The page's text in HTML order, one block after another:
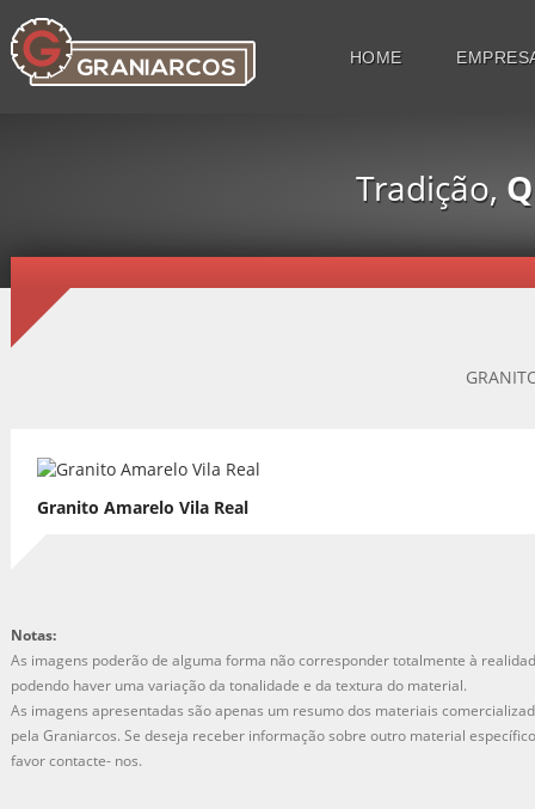
HOME
Tradição,
Granito Amarelo Vila Real
Notas:
As imagens poderão de alguma forma não corresponder totalmente à
podendo haver uma variação da tonalidade e da textura do material.
As imagens apresentadas são apenas um resumo dos materiais
pela Graniarcos. Se deseja receber informação sobre outro material
favor contacte- nos.